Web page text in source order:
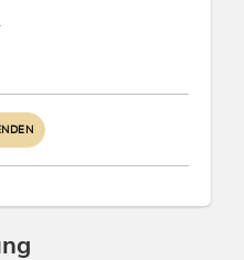
Gruppen
Fußballplatz, Liegen